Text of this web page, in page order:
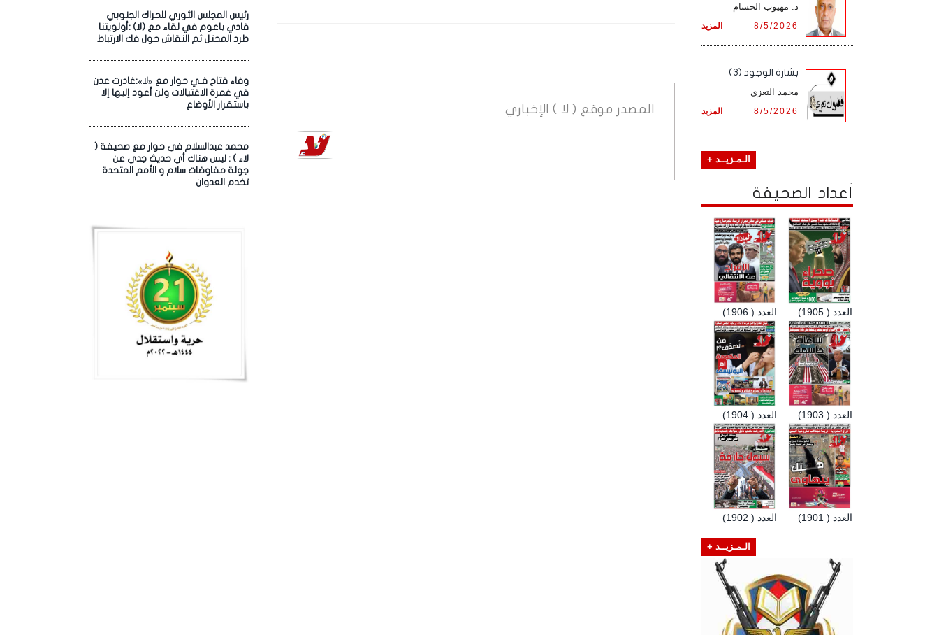
رئيس المجلس الثوري للحراك الجنوبي
فادي باعوم في لقاء مع (لا) :أولويتنا
طرد المحتل ثم النقاش حول فك الارتباط
وفاء فتاح فـي حوار مع «لا»:غادرت عدن
في غمرة الاغتيالات ولن أعود إليها إلا
باستقرار الأوضاع
محمد عبدالسلام في حوار مع صحيفة (
لاء ) : ليس هناك أي حديث جدي عن
جولة مفاوضات سلام و الأمم المتحدة
تخدم العدوان
المصدر موقع ( لا ) الإخباري
د. مهيوب الحسام
المزيد 8/5/2026
بشارة الوجود (3)
محمد التعزي
المزيد 8/5/2026
الـمـزيــد +
أعداد الصحيفة
العدد ( 1906) العدد ( 1905)
العدد ( 1904) العدد ( 1903)
العدد ( 1902) العدد ( 1901)
الـمـزيــد +